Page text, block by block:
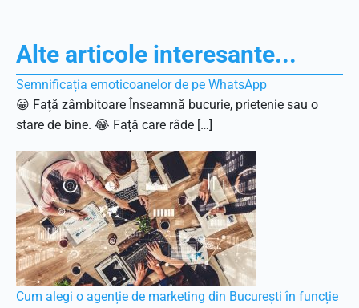
Alte articole interesante...
Semnificația emoticoanelor de pe WhatsApp
😀 Față zâmbitoare Înseamnă bucurie, prietenie sau o
stare de bine. 😂 Față care râde […]
Cum alegi o agenție de marketing din București în funcție